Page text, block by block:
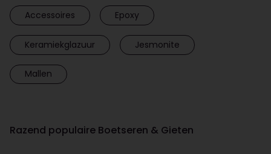
Accessoires Epoxy
Keramiekglazuur Jesmonite
Mallen
Razend populaire Boetseren & Gieten